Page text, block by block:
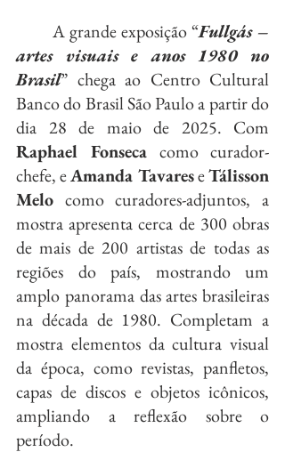
	A grande exposição “
Fullgás –
artes visuais e anos 1980 no
Brasil” chega ao Centro Cultural
Banco do Brasil São Paulo a partir do
Raphael Fonseca como curador-
chefe, e Amanda Tavares e Tálisson
Melo como curadores-adjuntos, a
mostra apresenta cerca de 300 obras
de mais de 200 artistas de todas as
regiões do país, mostrando um
amplo panorama das artes brasileiras
na década de 1980. Completam a
mostra elementos da cultura visual
da época, como revistas, panfletos,
capas de discos e objetos icônicos,
ampliando a reflexão sobre o
período.